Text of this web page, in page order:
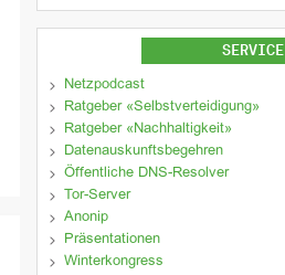
SERVICE
Netzpodcast
Ratgeber «Selbstverteidigung»
Ratgeber «Nachhaltigkeit»
Datenauskunftsbegehren
Öffentliche DNS-Resolver
Tor-Server
Anonip
Präsentationen
Winterkongress